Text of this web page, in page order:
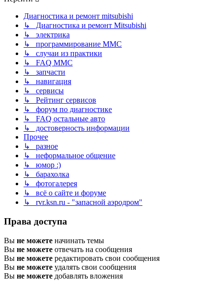
Диагностика и ремонт mitsubishi
↳ Диагностика и ремонт Mitsubishi
↳ электрика
↳ программирование MMC
↳ случаи из практики
↳ FAQ MMC
↳ запчасти
↳ навигация
↳ сервисы
↳ Рейтинг сервисов
↳ форум по диагностике
↳ FAQ остальные авто
↳ достоверность информации
Прочее
↳ разное
↳ неформальное общение
↳ юмор :)
↳ барахолка
↳ фотогалерея
↳ всё о сайте и форуме
↳ rvr.ksn.ru - "запасной аэродром"
Права доступа
Вы не можете начинать темы
Вы не можете отвечать на сообщения
Вы не можете редактировать свои сообщения
Вы не можете удалять свои сообщения
Вы не можете добавлять вложения